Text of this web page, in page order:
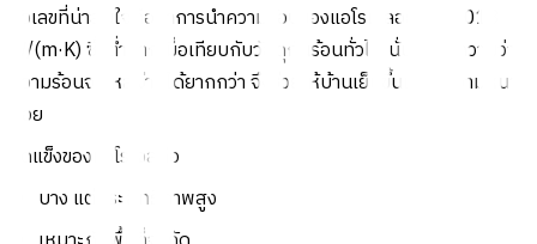
ตัวเลขที่น่าสนใจคือค่าการนำความร้อนของแอโรเจลอยู่ราว 0.013
W/(m·K) ซึ่งต่ำมากเมื่อเทียบกับวัสดุกันร้อนทั่วไป นั่นหมายความว่า
ความร้อนจะไหลผ่านได้ยากกว่า จึงช่วยให้บ้านเย็นขึ้นแม้ใช้ความหนา
น้อย
จุดแข็งของแอโรเจลคือ
บาง แต่ประสิทธิภาพสูง